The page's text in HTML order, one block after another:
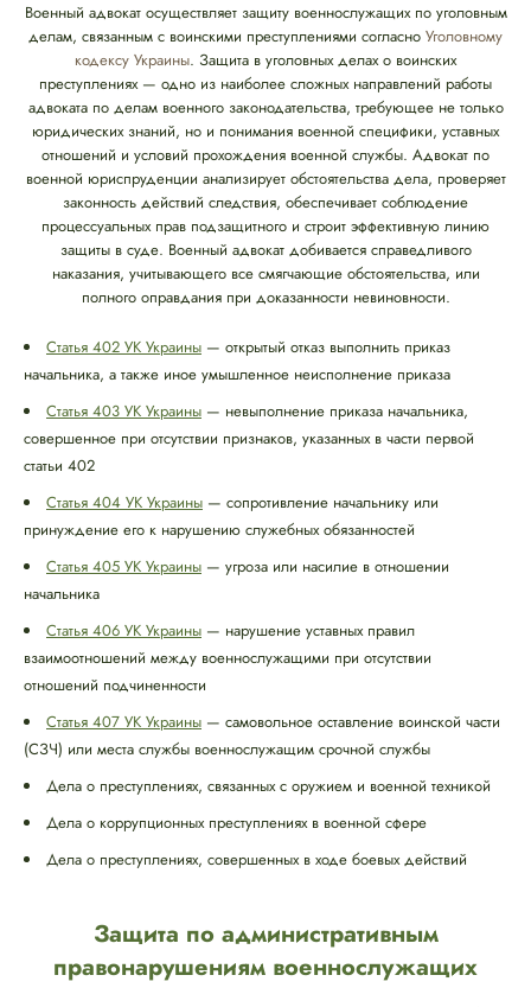
Военный адвокат осуществляет защиту военнослужащих по уголовным
делам, связанным с воинскими преступлениями согласно Уголовному
кодексу Украины. Защита в уголовных делах о воинских
преступлениях — одно из наиболее сложных направлений работы
адвоката по делам военного законодательства, требующее не только
юридических знаний, но и понимания военной специфики, уставных
отношений и условий прохождения военной службы. Адвокат по
военной юриспруденции анализирует обстоятельства дела, проверяет
законность действий следствия, обеспечивает соблюдение
процессуальных прав подзащитного и строит эффективную линию
защиты в суде. Военный адвокат добивается справедливого
наказания, учитывающего все смягчающие обстоятельства, или
полного оправдания при доказанности невиновности.
Статья 402 УК Украины — открытый отказ выполнить приказ
начальника, а также иное умышленное неисполнение приказа
Статья 403 УК Украины — невыполнение приказа начальника,
совершенное при отсутствии признаков, указанных в части первой
статьи 402
Статья 404 УК Украины — сопротивление начальнику или
принуждение его к нарушению служебных обязанностей
Статья 405 УК Украины — угроза или насилие в отношении
начальника
Статья 406 УК Украины — нарушение уставных правил
взаимоотношений между военнослужащими при отсутствии
отношений подчиненности
Статья 407 УК Украины — самовольное оставление воинской части
(СЗЧ) или места службы военнослужащим срочной службы
Дела о преступлениях, связанных с оружием и военной техникой
Дела о коррупционных преступлениях в военной сфере
Дела о преступлениях, совершенных в ходе боевых действий
Защита по административным
правонарушениям военнослужащих